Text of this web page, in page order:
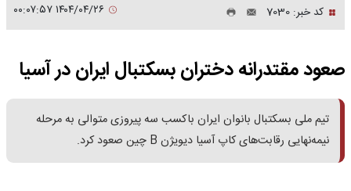
کد خبر: 7030
صعود مقتدرانه دختران بسکتبال ایران در آسیا
تیم ملی بسکتبال بانوان ایران باکسب سه پیروزی متوالی به مرحله
نیمه‌نهایی رقابت‌های کاپ آسیا دیویژن B چین صعود کرد.